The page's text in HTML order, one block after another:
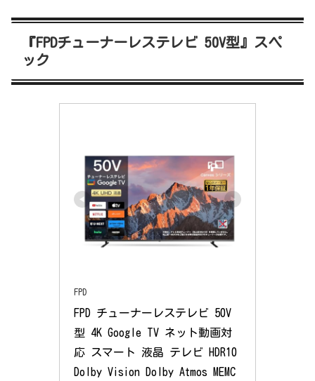
『FPDチューナーレステレビ 50V型』スペ
ック
FPD
FPD チューナーレステレビ 50V
型 4K Google TV ネット動画対
応 スマート 液晶 テレビ HDR10
Dolby Vision Dolby Atmos MEMC